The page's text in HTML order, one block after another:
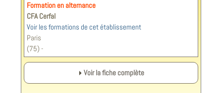
Formation en alternance
CFA Cerfal
Voir les formations de cet établissement
Paris
(75) -
Voir la fiche complète